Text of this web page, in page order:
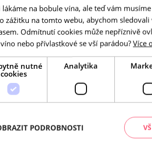
lákáme na bobule vína, ale teď vám
zážitku na tomto webu, abychom
Odmítnutí cookies může nepříznivě
nebo přívlastkové se vší parádou? Více
nutné
cookies
Analytika
PODROBNOSTI